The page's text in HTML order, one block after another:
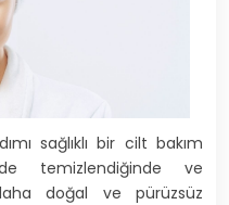
sağlıklı bir cilt bakım
temizlendiğinde ve
doğal ve pürüzsüz